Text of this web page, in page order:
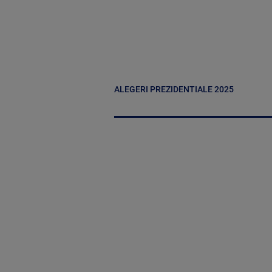
ALEGERI PREZIDENTIALE 2025